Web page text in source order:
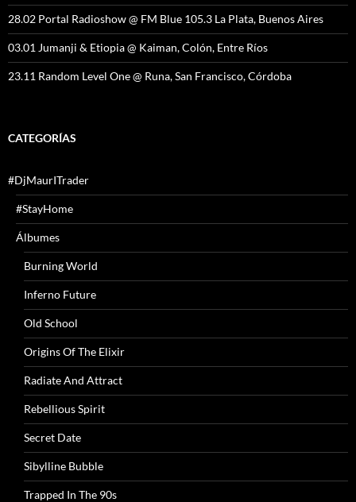
28.02 Portal Radioshow @ FM Blue 105.3 La Plata, Buenos Aires
03.01 Jumanji & Etiopia @ Kaiman, Colón, Entre Ríos
23.11 Random Level One @ Runa, San Francisco, Córdoba
CATEGORÍAS
#DjMaurITrader
#StayHome
Álbumes
Burning World
Inferno Future
Old School
Origins Of The Elixir
Radiate And Attract
Rebellious Spirit
Secret Date
Sibylline Bubble
Trapped In The 90s